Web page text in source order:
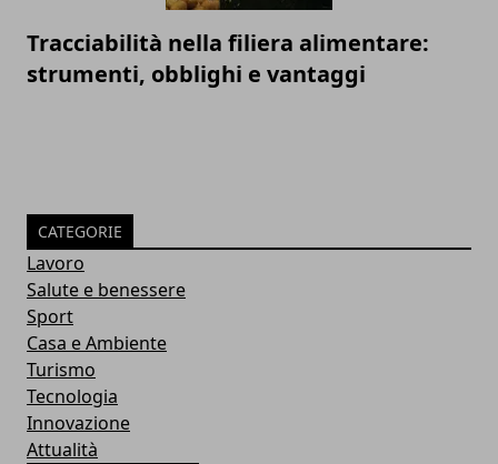
Tracciabilità nella filiera alimentare:
strumenti, obblighi e vantaggi
CATEGORIE
Lavoro
Salute e benessere
Sport
Casa e Ambiente
Turismo
Tecnologia
Innovazione
Attualità